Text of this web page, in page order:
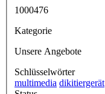
1000476
Kategorie
Unsere Angebote
Schlüsselwörter
multimedia dikitiergerät